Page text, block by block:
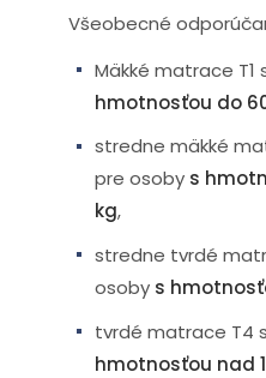
Všeobecné
Mäkké matrace
hmotnosťou do
stredne mäkké
pre osoby s
kg,
stredne tvrdé
osoby s
tvrdé matrace T4
hmotnosťou nad